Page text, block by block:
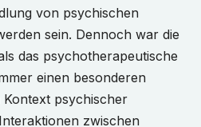
von psychischen
sein. Dennoch war die
das psychotherapeutische
einen besonderen
psychischer
zwischen